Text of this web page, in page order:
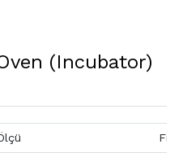
(Incubator)